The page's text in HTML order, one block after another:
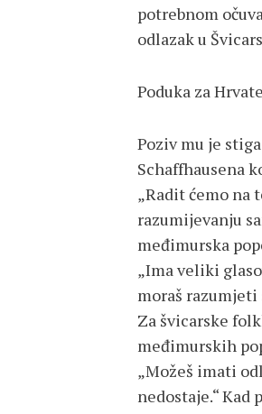
potrebnom
odlazak u
Poduka za
Poziv mu je
Schaffhausena
„Radit ćemo na
razumijevanju
međimurska
„Ima veliki
moraš razumjeti
Za švicarske
međimurskih
„Možeš imati
nedostaje.“ Kad